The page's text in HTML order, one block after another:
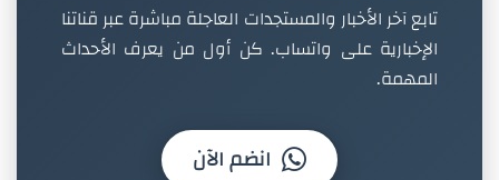
تابع آخر الأخبار والمستجدات العاجلة مباشرة عبر قناتنا
الإخبارية على واتساب. كن أول من يعرف الأحداث
المهمة.
انضم الآن